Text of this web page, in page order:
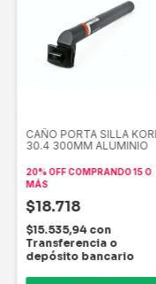
CAÑO PORTA SILLA
30.4 300MM ALUMINIO
20% OFFCOMPRANDO 15 O
MÁS
$18.718
$15.535,94 con
Transferencia o
depósito bancario